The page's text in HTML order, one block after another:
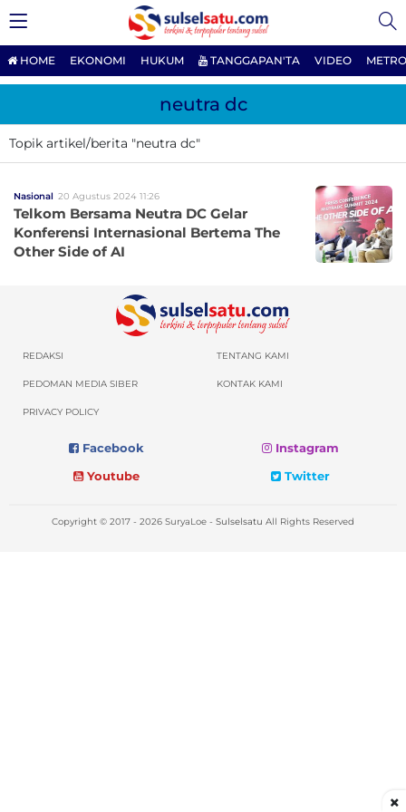
HOME EKONOMI HUKUM TANGGAPAN'TA VIDEO
neutra dc
Topik artikel/berita "neutra dc"
Nasional 20 Agustus 2024 11:26
Telkom Bersama Neutra DC Gelar
Konferensi Internasional Bertema The
Other Side of AI
REDAKSI TENTANG KAMI
PEDOMAN MEDIA SIBER KONTAK KAMI
PRIVACY POLICY
Facebook
Instagram
Youtube
Twitter
Copyright © 2017 - 2026 SuryaLoe - Sulselsatu All Rights Reserved
×